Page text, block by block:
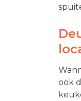
ook